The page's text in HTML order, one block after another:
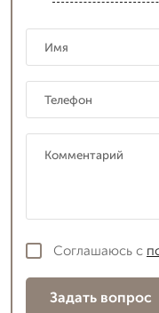
Соглашаюсь с
Задать вопрос